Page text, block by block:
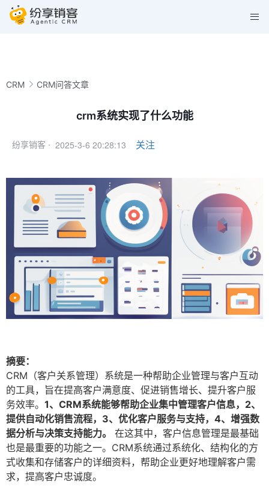
CRM CRM问答文章
crm系统实现了什么功能
纷享销客 · 2025-3-6 20:28:13 关注
摘要：
CRM（客户关系管理）系统是一种帮助企业管理与客户互动
的工具，旨在提高客户满意度、促进销售增长、提升客户服
务效率。 1、CRM系统能够帮助企业集中管理客户信息，2、
提供自动化销售流程，3、优化客户服务与支持，4、增强数
据分析与决策支持能力。
在这其中，客户信息管理是最基础
也是最重要的功能之一。CRM系统通过系统化、结构化的方
式收集和存储客户的详细资料，帮助企业更好地理解客户需
求，提高客户忠诚度。